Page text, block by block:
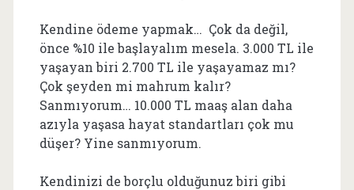
Kendine ödeme yapmak… Çok da değil,
önce %10 ile başlayalım mesela. 3.000 TL ile
yaşayan biri 2.700 TL ile yaşayamaz mı?
Çok şeyden mi mahrum kalır?
Sanmıyorum… 10.000 TL maaş alan daha
azıyla yaşasa hayat standartları çok mu
düşer? Yine sanmıyorum.
Kendinizi de borçlu olduğunuz biri gibi